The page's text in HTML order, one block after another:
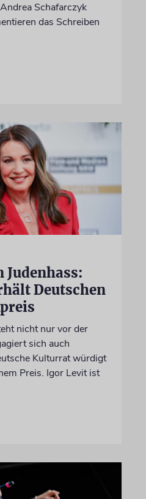
Schafarczyk
das Schreiben
Judenhass:
Deutschen
nicht nur vor der
sich auch
Kulturrat würdigt
Preis. Igor Levit ist